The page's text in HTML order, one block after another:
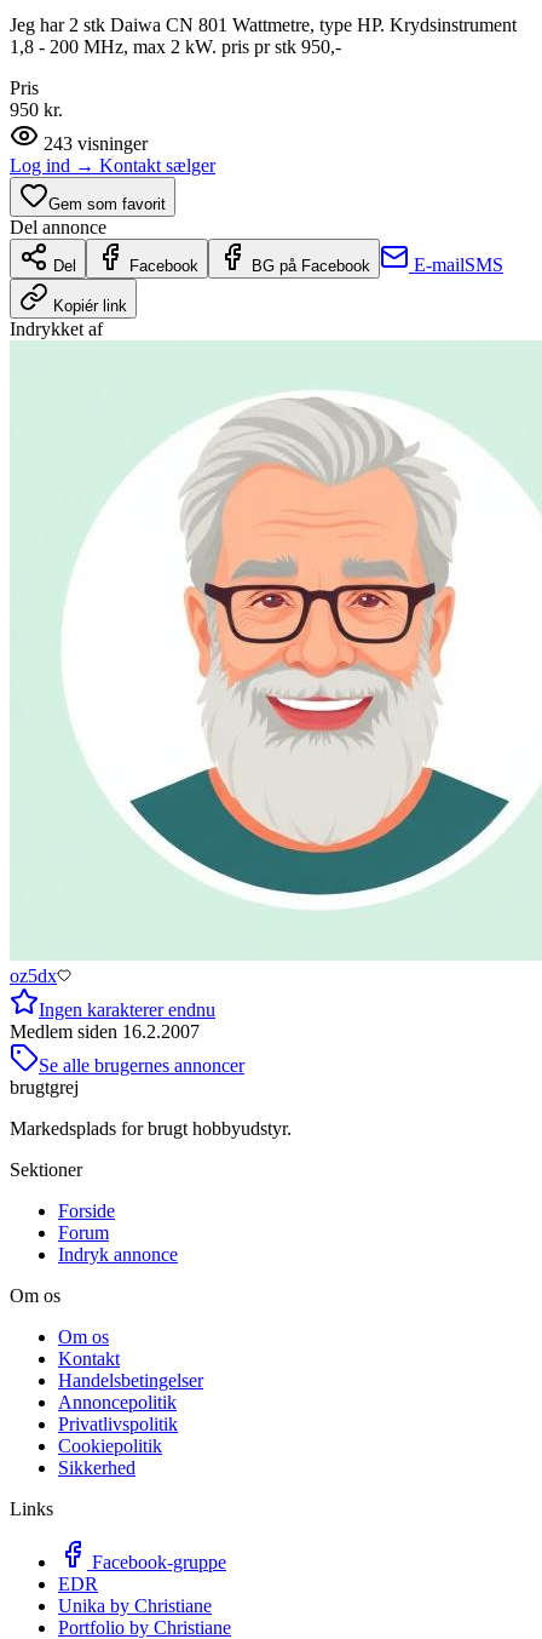
Jeg har 2 stk Daiwa CN 801 Wattmetre, type HP. Krydsinstrument
1,8 - 200 MHz, max 2 kW. pris pr stk 950,-
Pris
950 kr.
243 visninger
Log ind → Kontakt sælger
Gem som favorit
Del annonce
Del Facebook BG på Facebook E-mailSMS
Kopiér link
Indrykket af
oz5dx
Ingen karakterer endnu
Medlem siden 16.2.2007
Se alle brugernes annoncer
brugtgrej
Markedsplads for brugt hobbyudstyr.
Sektioner
Forside
Forum
Indryk annonce
Om os
Om os
Kontakt
Handelsbetingelser
Annoncepolitik
Privatlivspolitik
Cookiepolitik
Sikkerhed
Links
Facebook-gruppe
EDR
Unika by Christiane
Portfolio by Christiane